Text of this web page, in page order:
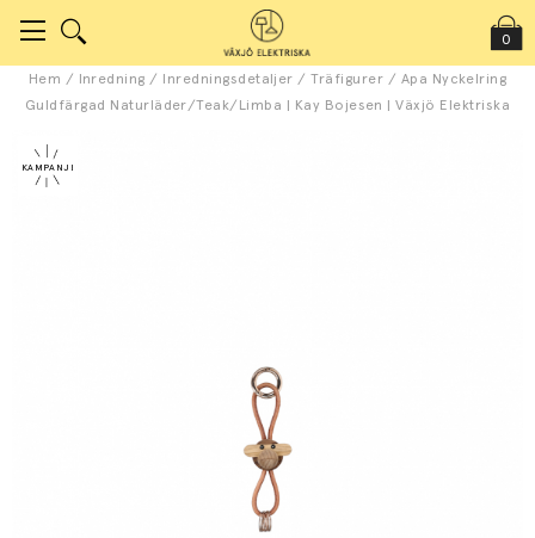
0
Hem / Inredning / Inredningsdetaljer /Träfigurer / Apa Nyckelring
Guldfärgad Naturläder/Teak/Limba | Kay Bojesen | Växjö Elektriska